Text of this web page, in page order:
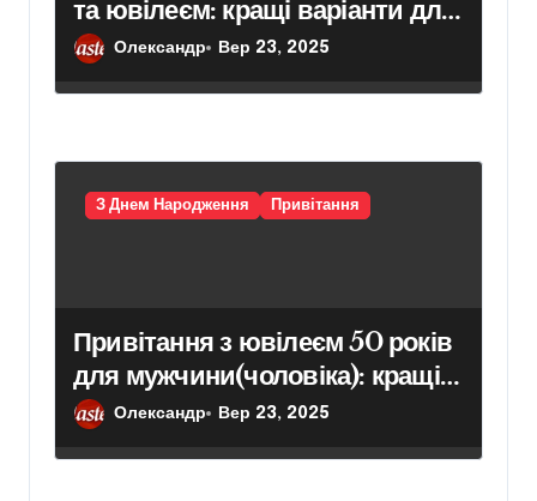
та ювілеєм: кращі варіанти для
жінок і чоловіків
Олександр Вер 23, 2025
З Днем Народження Привітання
Привітання з ювілеєм 50 років
для мужчини(чоловіка): кращі
приклади та ідеї
Олександр Вер 23, 2025